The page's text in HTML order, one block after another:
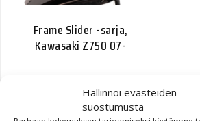
Hallinnoi evästeiden
suostumusta
Frame Slider -sarja,
Kawasaki Z750 07-
€